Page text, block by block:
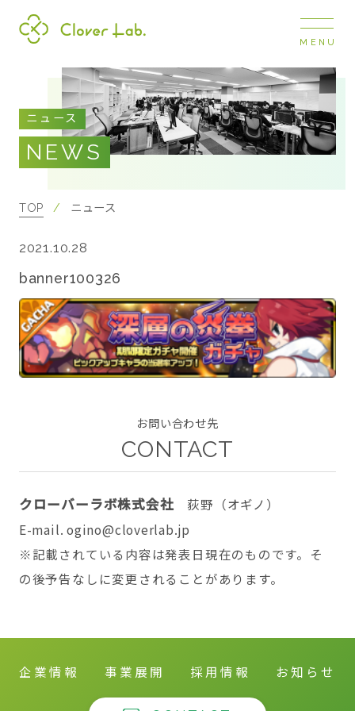
COMPANY
企業情報
ナビ
事業展開
RECRUIT
採用情報
NEWS
お知らせ
CONTACT
twitter facebook
MENU
ニュース
NEWS
TOP ニュース
banner100326
2021.10.28
お問い合わせ先
CONTACT
クローバーラボ株式会社 荻野（オギノ）
E-mail. ogino@cloverlab.jp
※記載されている内容は発表日現在のものです。そ
の後予告なしに変更されることがあります。
企業情報 事業展開 採用情報 お知らせ